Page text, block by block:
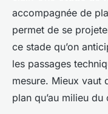
accompagnée de
permet de se
ce stade qu’on
les passages
mesure. Mieux vaut
plan qu’au milieu du